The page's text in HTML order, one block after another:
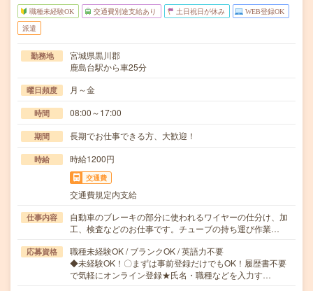
職種未経験OK 交通費別途支給あり 土日祝日が休み WEB登録OK
派遣
勤務地
宮城県黒川郡
鹿島台駅から車25分
曜日頻度 月～金
時間 08:00～17:00
期間 長期でお仕事できる方、大歓迎！
時給 時給1200円
交通費
交通費規定内支給
仕事内容
自動車のブレーキの部分に使われるワイヤーの仕分け、加
工、検査などのお仕事です。チューブの持ち運び作業…
応募資格
職種未経験OK / ブランクOK / 英語力不要
◆未経験OK！〇まずは事前登録だけでもOK！履歴書不要
で気軽にオンライン登録★氏名・職種などを入力す…